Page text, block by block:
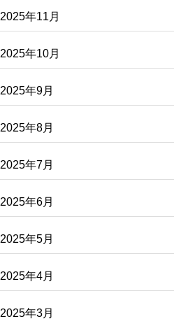
2025年11月
2025年10月
2025年9月
2025年8月
2025年7月
2025年6月
2025年5月
2025年4月
2025年3月